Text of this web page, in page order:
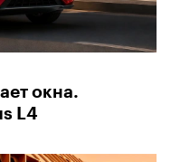
окна.
L4